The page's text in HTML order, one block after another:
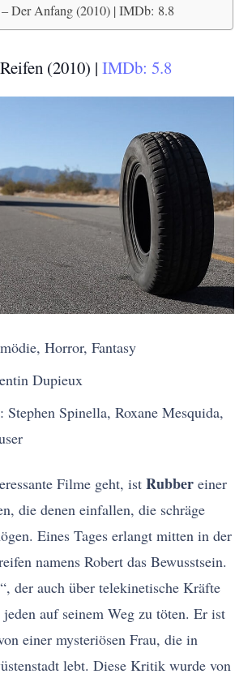
Der Anfang (2010) | IMDb: 8.8
(2010) |IMDb: 5.8
Horror, Fantasy
Dupieux
Stephen Spinella, Roxane Mesquida,
Filme geht, istRubber einer
die denen einfallen, die schräge
Eines Tages erlangt mitten in der
namens Robert das Bewusstsein.
“, der auch über telekinetische Kräfte
auf seinem Weg zu töten. Er ist
einer mysteriösen Frau, die in
lebt. Diese Kritik wurde von